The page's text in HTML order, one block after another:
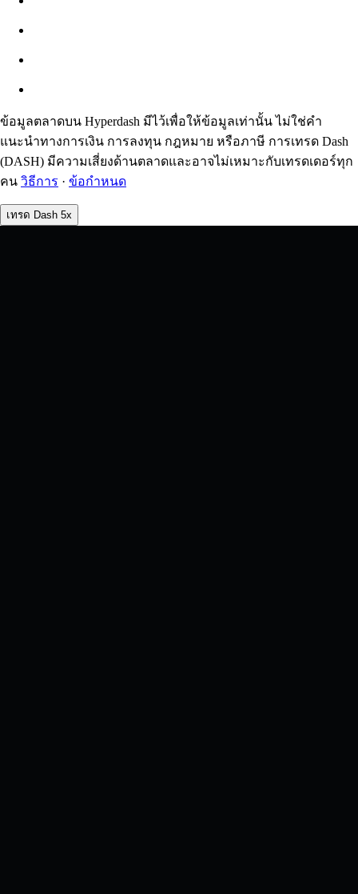
ข้อมูลตลาดบน Hyperdash มีไว้เพื่อให้ข้อมูลเท่านั้น ไม่ใช่คำ
แนะนำทางการเงิน การลงทุน กฎหมาย หรือภาษี การเทรด Dash
(DASH) มีความเสี่ยงด้านตลาดและอาจไม่เหมาะกับเทรดเดอร์ทุก
คน วิธีการ · ข้อกำหนด
เทรด Dash 5x